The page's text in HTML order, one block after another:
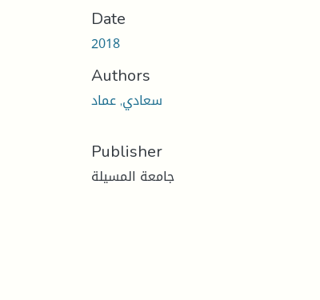
Date
2018
Authors
سعادي, عماد
Publisher
جامعة المسيلة